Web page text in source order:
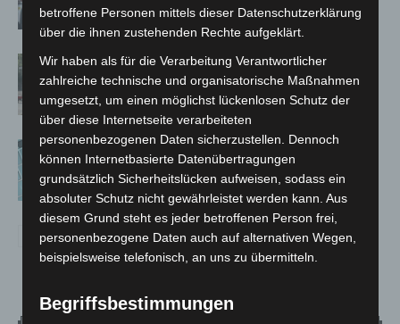
Gasleitung bei McDonald’s-Umbau in
Langenhagen beschädigt
Anklage nach Abschaltung von
„Archetyp Market“ erhoben
betroffene Personen mittels dieser Datenschutzerklärung
über die ihnen zustehenden Rechte aufgeklärt.
Wir haben als für die Verarbeitung Verantwortlicher
zahlreiche technische und organisatorische Maßnahmen
umgesetzt, um einen möglichst lückenlosen Schutz der
über diese Internetseite verarbeiteten
personenbezogenen Daten sicherzustellen. Dennoch
können Internetbasierte Datenübertragungen
grundsätzlich Sicherheitslücken aufweisen, sodass ein
absoluter Schutz nicht gewährleistet werden kann. Aus
diesem Grund steht es jeder betroffenen Person frei,
personenbezogene Daten auch auf alternativen Wegen,
beispielsweise telefonisch, an uns zu übermitteln.
Begriffsbestimmungen